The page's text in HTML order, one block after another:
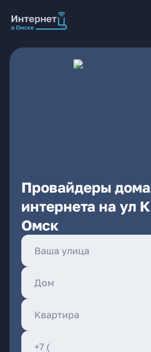
Провайдеры
интернета на ул
Омск